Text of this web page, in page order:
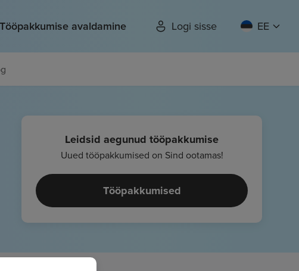
Tööpakkumise avaldamine Logi sisse EE
Leidsid aegunud tööpakkumise
Uued tööpakkumised on Sind ootamas!
Tööpakkumised